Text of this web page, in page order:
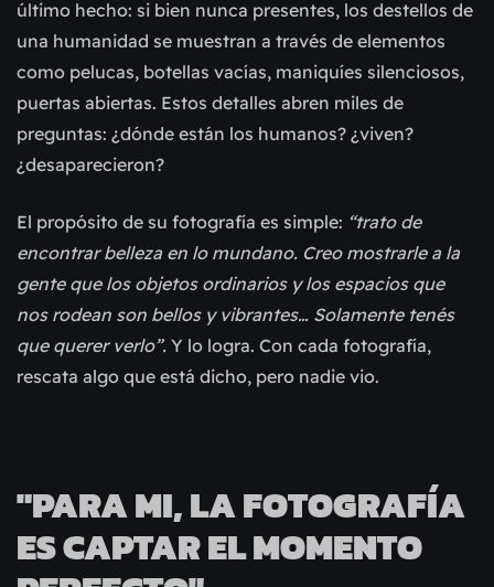
último hecho: si bien nunca presentes, los destellos de
una humanidad se muestran a través de elementos
como pelucas, botellas vacías, maniquíes silenciosos,
puertas abiertas. Estos detalles abren miles de
preguntas: ¿dónde están los humanos? ¿viven?
¿desaparecieron?
El propósito de su fotografía es simple: “trato de
encontrar belleza en lo mundano. Creo mostrarle a la
gente que los objetos ordinarios y los espacios que
nos rodean son bellos y vibrantes… Solamente tenés
que querer verlo”. Y lo logra. Con cada fotografía,
rescata algo que está dicho, pero nadie vio.
"PARA MI, LA FOTOGRAFÍA
ES CAPTAR EL MOMENTO